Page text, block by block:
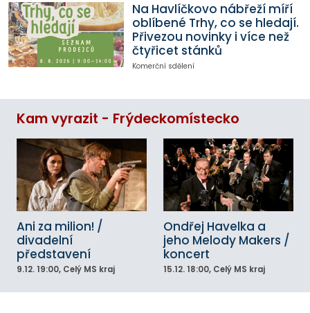
Na Havlíčkovo nábřeží míří
oblíbené Trhy, co se hledají.
Přivezou novinky i více než
čtyřicet stánků
Komerční sdělení
Kam vyrazit - Frýdeckomístecko
Ani za milion! /
divadelní
představení
9.12. 19:00, Celý MS kraj
Ondřej Havelka a
jeho Melody Makers /
koncert
15.12. 18:00, Celý MS kraj